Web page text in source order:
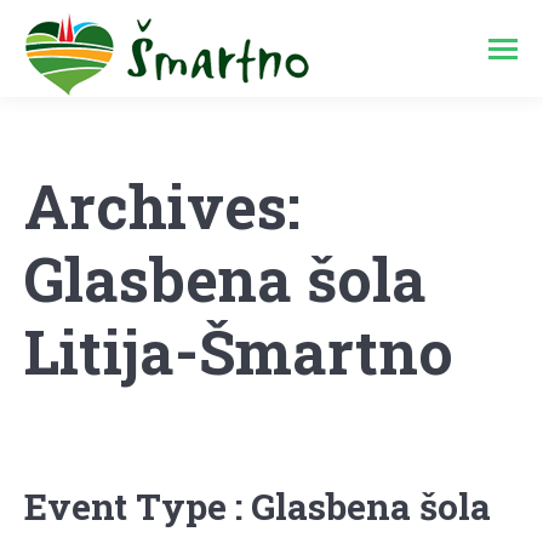
Archives:
Glasbena šola
Litija-Šmartno
Event Type : Glasbena šola